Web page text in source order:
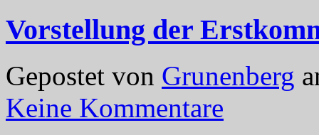
Vorstellung der
Gepostet von Grunenberg
Keine Kommentare